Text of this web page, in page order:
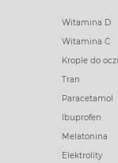
Witamina D
Witamina C
Krople do
Tran
Paracetamol
Ibuprofen
Melatonina
Elektrolity